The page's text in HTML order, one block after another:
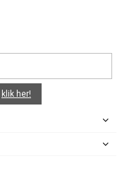
klik her!